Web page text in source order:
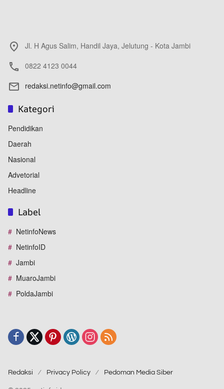
Jl. H Agus Salim, Handil Jaya, Jelutung - Kota Jambi
0822 4123 0044
redaksi.netinfo@gmail.com
Kategori
Pendidikan
Daerah
Nasional
Advetorial
Headline
Label
NetinfoNews
NetinfoID
Jambi
MuaroJambi
PoldaJambi
Redaksi Privacy Policy Pedoman Media Siber